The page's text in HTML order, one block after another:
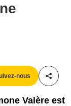
nous
Valère est